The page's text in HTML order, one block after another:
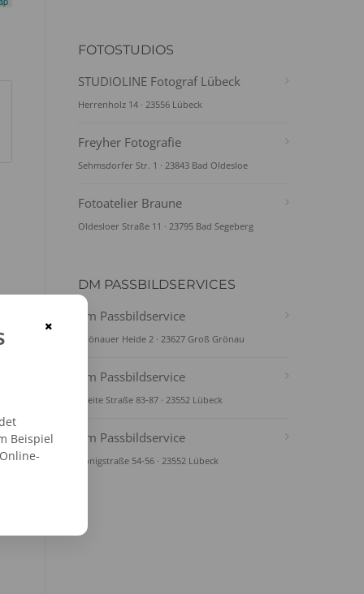
FOTOSTUDIOS
STUDIOLINE Fotograf Lübeck
Herrenholz 14 · 23556 Lübeck
Freyher Fotografie
Sehmsdorfer Str. 1 · 23843 Bad Oldesloe
Fotoatelier Braune
Oldesloer Straße 11 · 23795 Bad Segeberg
DM PASSBILDSERVICES
dm Passbildservice
Grönauer Heide 2 · 23627 Groß Grönau
dm Passbildservice
Breite Straße 83-87 · 23552 Lübeck
dm Passbildservice
Königstraße 54-56 · 23552 Lübeck
×
Beispiel